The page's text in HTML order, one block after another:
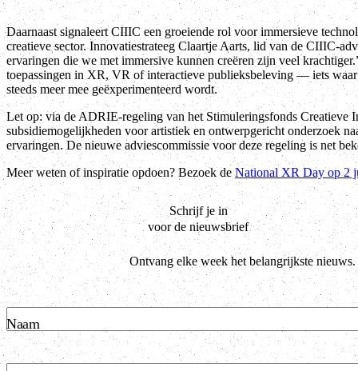
Daarnaast signaleert CIIIC een groeiende rol voor immersieve
creatieve sector. Innovatiestrateeg Claartje Aarts, lid van de CIIIC-
ervaringen die we met immersive kunnen creëren zijn veel
toepassingen in XR, VR of interactieve publieksbeleving — iets
steeds meer mee geëxperimenteerd wordt.
Let op: via de ADRIE-regeling van het Stimuleringsfonds Creatieve
subsidiemogelijkheden voor artistiek en ontwerpgericht onderzoek
ervaringen. De nieuwe adviescommissie voor deze regeling is net
Meer weten of inspiratie opdoen? Bezoek deNational XR Day op 2
Schrijf je in
voor de nieuwsbrief
Ontvang elke week het belangrijkste nieuws.
Naam